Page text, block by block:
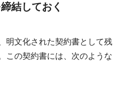
結しておく
明文化された契約書として残
この契約書には、次のような